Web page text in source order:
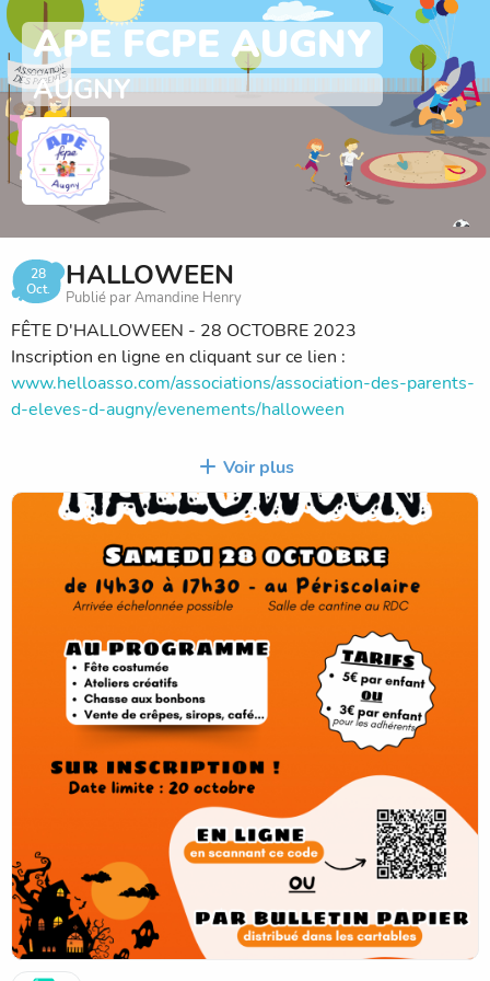
APE FCPE AUGNY
AUGNY
28
Oct.
HALLOWEEN
Publié par Amandine Henry
FÊTE D'HALLOWEEN - 28 OCTOBRE 2023
Inscription en ligne en cliquant sur ce lien :
www.helloasso.com/associations/association-des-parents-
d-eleves-d-augny/evenements/halloween
DATE LIMITE : 20 octobre
PLACES LIMITÉES : 70 enfants
Voir plus